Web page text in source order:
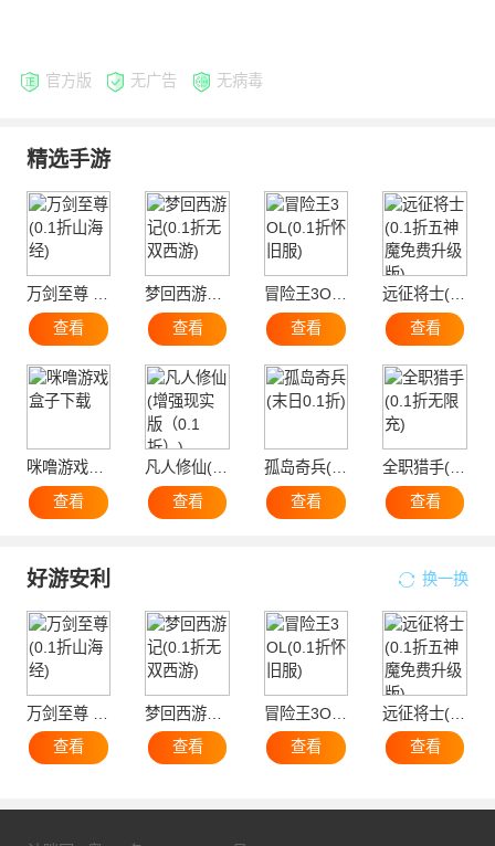
官方版 无广告 无病毒
精选手游
查看
查看
冒险王3OL(0.1折怀旧服)
查看
查看
咪噜游戏盒子下载
查看
查看
孤岛奇兵(末日0.1折)
查看
查看
好游安利 换一换
查看
查看
冒险王3OL(0.1折怀旧服)
查看
查看